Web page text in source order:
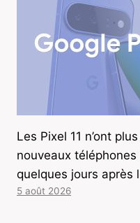
Les Pixel 11 n’ont
nouveaux
quelques jours après
5 août 2026